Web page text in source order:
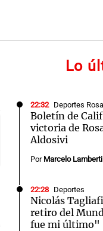
Lo
22:32 Deportes
Boletín de
victoria de
Aldosivi
Por Marcelo Lamberti
22:28 Deportes
Nicolás
retiro del
fue mi último"